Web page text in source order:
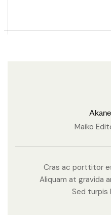
Maiko
Cras ac porttitor
Aliquam at gravida
Sed turpis